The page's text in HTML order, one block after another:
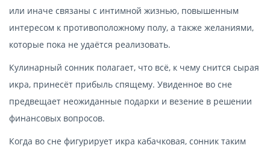
или иначе связаны с интимной жизнью, повышенным
интересом к противоположному полу, а также желаниями,
которые пока не удаётся реализовать.
Кулинарный сонник полагает, что всё, к чему снится сырая
икра, принесёт прибыль спящему. Увиденное во сне
предвещает неожиданные подарки и везение в решении
финансовых вопросов.
Когда во сне фигурирует икра кабачковая, сонник таким